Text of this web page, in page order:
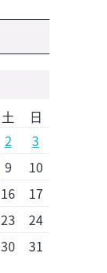
土
日
2
3
9
10
16
17
23
24
30
31